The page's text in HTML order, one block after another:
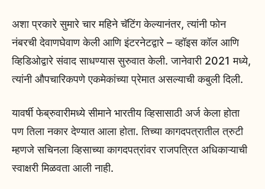
अशा प्रकारे सुमारे चार महिने चॅटिंग केल्यानंतर, त्यांनी फोन
नंबरची देवाणघेवाण केली आणि इंटरनेटद्वारे – व्हॉइस कॉल आणि
व्हिडिओद्वारे संवाद साधण्यास सुरुवात केली. जानेवारी 2021 मध्ये,
त्यांनी औपचारिकपणे एकमेकांच्या प्रेमात असल्याची कबुली दिली.
यावर्षी फेब्रुवारीमध्ये सीमाने भारतीय व्हिसासाठी अर्ज केला होता
पण तिला नकार देण्यात आला होता. तिच्या कागदपत्रातील त्रुटी
म्हणजे सचिनला व्हिसाच्या कागदपत्रांवर राजपत्रित अधिकाऱ्याची
स्वाक्षरी मिळवता आली नाही.